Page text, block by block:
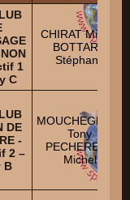
1
C
CHIRAT Michel
BOTTARO
Stéphane
DE
-
2 –
B
MOUCHEGHIAN
Tony
PECHEREAU
Michel